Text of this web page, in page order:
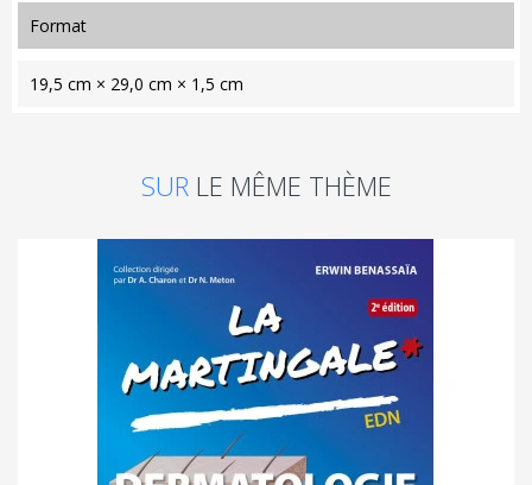
format
19,5 cm × 29,0 cm × 1,5 cm
SUR LE MÊME THÈME